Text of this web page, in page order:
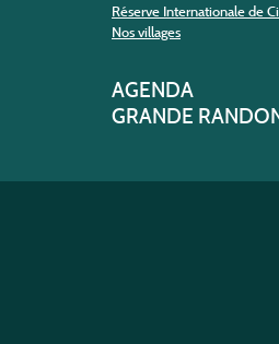
Réserve Internationale de
Nos villages
AGENDA
GRANDE